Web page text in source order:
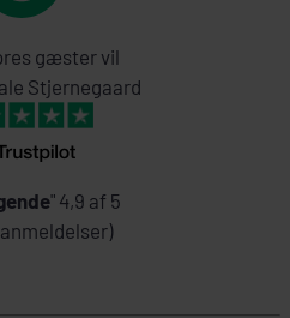
gæster vil
Stjernegaard
" 4,9 af 5